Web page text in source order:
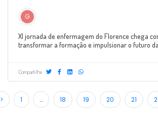
G
XI jornada de enfermagem do Florence chega
transformar a formação e impulsionar o futuro
Compartilhe
1 … 18 19 20 21